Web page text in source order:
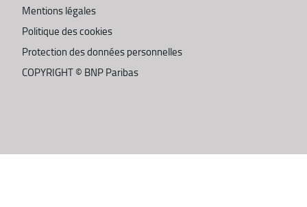
Mentions légales
Politique des cookies
Protection des données personnelles
COPYRIGHT © BNP Paribas